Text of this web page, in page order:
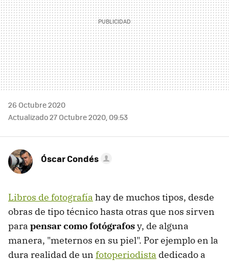
26 Octubre 2020
Actualizado 27 Octubre 2020, 09:53
Óscar Condés
Libros de fotografía hay de muchos tipos, desde
obras de tipo técnico hasta otras que nos sirven
para pensar como fotógrafosy, de alguna
manera, "meternos en su piel". Por ejemplo en la
dura realidad de un fotoperiodista dedicado a